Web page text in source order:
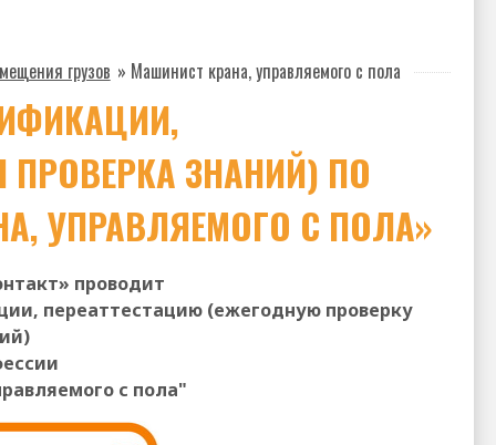
грузов » Машинист крана, управляемого с пола
ПРОВЕРКА ЗНАНИЙ) ПО
УПРАВЛЯЕМОГО С ПОЛА»
проводит
переаттестацию (ежегодную проверку
с пола"